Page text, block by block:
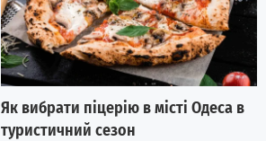
Як вибрати піцерію в місті Одеса в
туристичний сезон